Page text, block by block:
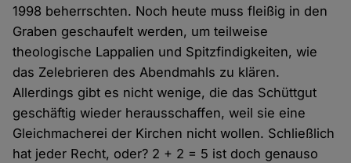
1998 beherrschten. Noch heute muss fleißig in den
Graben geschaufelt werden, um teilweise
theologische Lappalien und Spitzfindigkeiten, wie
das Zelebrieren des Abendmahls zu klären.
Allerdings gibt es nicht wenige, die das Schüttgut
geschäftig wieder herausschaffen, weil sie eine
Gleichmacherei der Kirchen nicht wollen. Schließlich
hat jeder Recht, oder? 2 + 2 = 5 ist doch genauso